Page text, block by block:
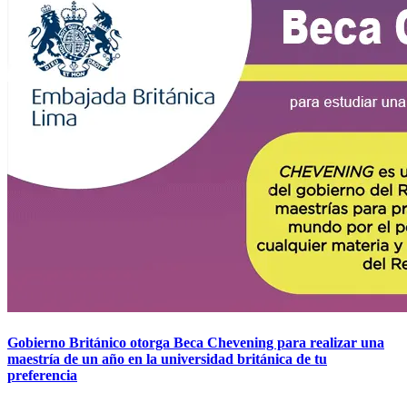
Gobierno Británico otorga Beca Chevening para realizar una
maestría de un año en la universidad británica de tu
preferencia